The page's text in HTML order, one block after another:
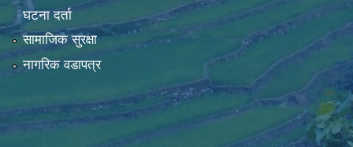
घटना दर्ता
सामाजिक सुरक्षा
नागरिक वडापत्र